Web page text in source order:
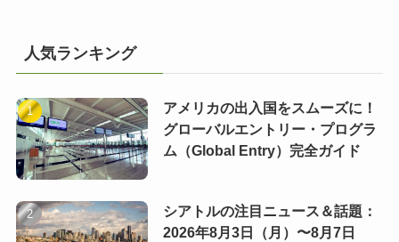
人気ランキング
アメリカの出入国をスムーズに！
グローバルエントリー・プログラ
ム（Global Entry）完全ガイド
シアトルの注目ニュース＆話題：
2026年8月3日（月）〜8月7日